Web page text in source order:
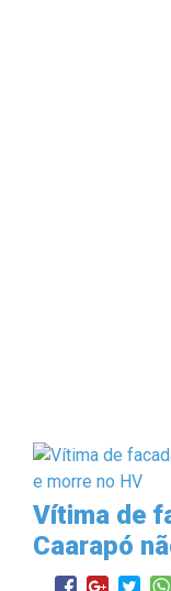
Vítima de
Caarapó